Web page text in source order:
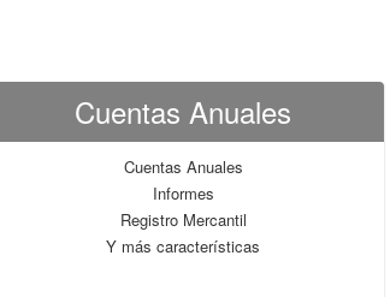
Cuentas Anuales
Cuentas Anuales
Informes
Registro Mercantil
Y más características